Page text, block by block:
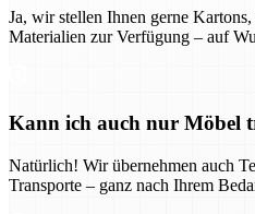
Ja, wir stellen Ihnen gerne
Materialien zur Verfügung – auf
Kann ich auch nur Möbel
Natürlich! Wir übernehmen auch
Transporte – ganz nach Ihrem